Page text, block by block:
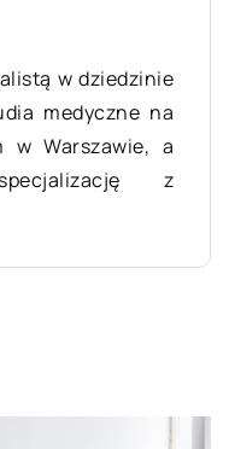
w dziedzinie
medyczne na
w Warszawie, a
z